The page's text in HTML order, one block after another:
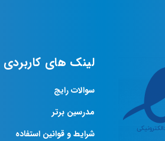
لینک های کاربردی
سوالات رایج
مدرسین برتر
شرایط و قوانین استفاده